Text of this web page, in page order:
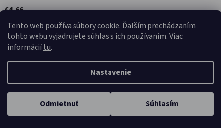
Tento web používa súbory cookie. Ďalším prechádzaním
tohto webu vyjadrujete súhlas s ich používaním. Viac
informáciítu.
Nastavenie
Odmietnuť Súhlasím
€4,66
